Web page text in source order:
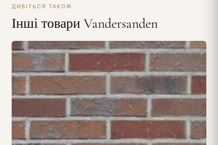
ДИВІТЬСЯ ТАКОЖ
Інші товари Vandersanden